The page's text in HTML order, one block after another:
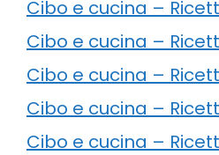
Cibo e cucina –
Cibo e cucina –
Cibo e cucina –
Cibo e cucina –
Cibo e cucina –